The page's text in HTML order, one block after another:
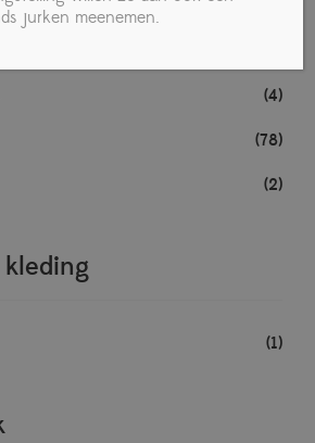
(4)
(78)
(2)
(1)
jurken meenemen.